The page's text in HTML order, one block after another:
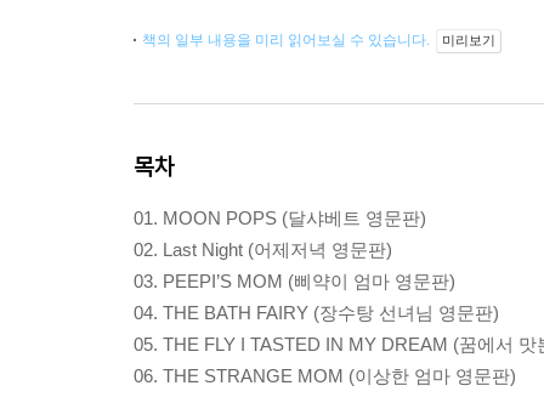
책의 일부 내용을 미리 읽어보실 수 있습니다. 미리보기
목차
01. MOON POPS (달샤베트 영문판)
02. Last Night (어제저녁 영문판)
03. PEEPI’S MOM (삐약이 엄마 영문판)
04. THE BATH FAIRY (장수탕 선녀님 영문판)
05. THE FLY I TASTED IN MY DREAM (꿈에서
06. THE STRANGE MOM (이상한 엄마 영문판)